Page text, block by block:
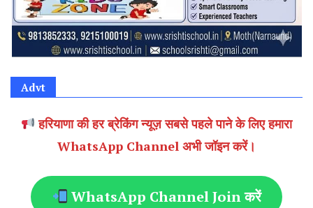
Advt
हरियाणा की हर ब्रेकिंग न्यूज़ सबसे पहले पाने के लिए हमारा
WhatsApp Channel अभी जॉइन करें।
WhatsApp Channel Join करें